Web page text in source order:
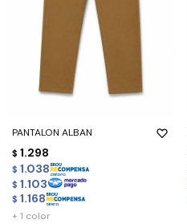
PANTALON ALBAN
$ 1.298
$ 1.038
$ 1.103
$ 1.168
+ 1 color